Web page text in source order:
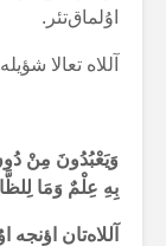
اۇلماق‌تئر.
آللاە تعالا
وَيَعْبُدُونَ مِنْ
بِهِ عِلْمٌ وَمَا
آللاەتان